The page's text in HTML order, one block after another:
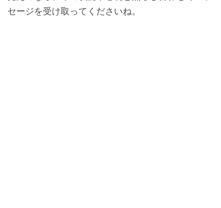
セージを受け取ってくださいね。